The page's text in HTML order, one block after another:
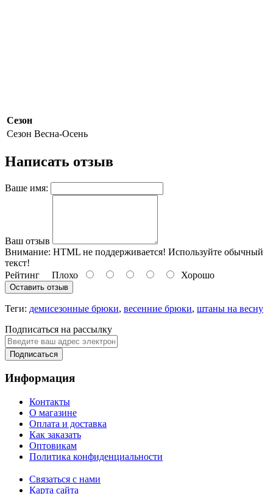
Сезон
Сезон Весна-Осень
Написать отзыв
Ваше имя:
Ваш отзыв
Внимание: HTML не поддерживается! Используйте обычный
текст!
Рейтинг Плохо Хорошо
Оставить отзыв
Теги: демисезонные брюки, весенние брюки, штаны на весну
Подписаться на рассылку
Подписаться
Информация
Контакты
О магазине
Оплата и доставка
Как заказать
Оптовикам
Политика конфиденциальности
Связаться с нами
Карта сайта